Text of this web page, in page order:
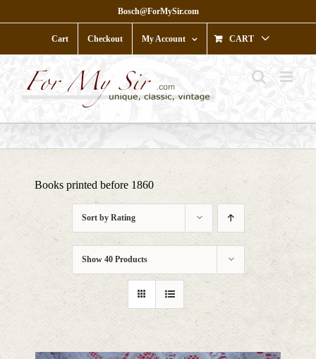
to
Bosch@ForMySir.com
Cart Checkout My Account CART
Books printed before 1860
Sort by Rating
Show 40 Products